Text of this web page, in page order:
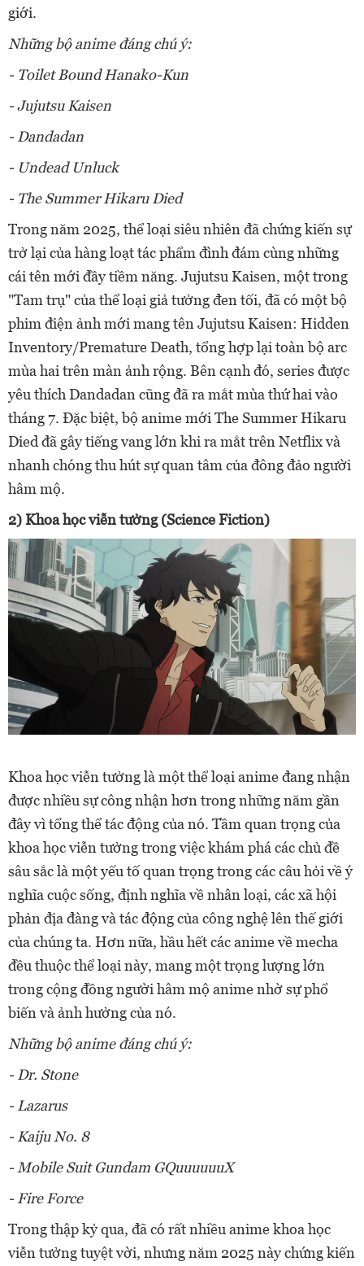
giới.
Những bộ anime đáng chú ý:
- Toilet Bound Hanako-Kun
- Jujutsu Kaisen
- Dandadan
- Undead Unluck
- The Summer Hikaru Died
Trong năm 2025, thể loại siêu nhiên đã chứng kiến sự
trở lại của hàng loạt tác phẩm đình đám cùng những
cái tên mới đầy tiềm năng. Jujutsu Kaisen, một trong
"Tam trụ" của thể loại giả tưởng đen tối, đã có một bộ
phim điện ảnh mới mang tên Jujutsu Kaisen: Hidden
Inventory/Premature Death, tổng hợp lại toàn bộ arc
mùa hai trên màn ảnh rộng. Bên cạnh đó, series được
yêu thích Dandadan cũng đã ra mắt mùa thứ hai vào
tháng 7. Đặc biệt, bộ anime mới The Summer Hikaru
Died đã gây tiếng vang lớn khi ra mắt trên Netflix và
nhanh chóng thu hút sự quan tâm của đông đảo người
hâm mộ.
2) Khoa học viễn tưởng (Science Fiction)
Khoa học viễn tưởng là một thể loại anime đang nhận
được nhiều sự công nhận hơn trong những năm gần
đây vì tổng thể tác động của nó. Tầm quan trọng của
khoa học viễn tưởng trong việc khám phá các chủ đề
sâu sắc là một yếu tố quan trọng trong các câu hỏi về ý
nghĩa cuộc sống, định nghĩa về nhân loại, các xã hội
phản địa đàng và tác động của công nghệ lên thế giới
của chúng ta. Hơn nữa, hầu hết các anime về mecha
đều thuộc thể loại này, mang một trọng lượng lớn
trong cộng đồng người hâm mộ anime nhờ sự phổ
biến và ảnh hưởng của nó.
Những bộ anime đáng chú ý:
- Dr. Stone
- Lazarus
- Kaiju No. 8
- Mobile Suit Gundam GQuuuuuuX
- Fire Force
Trong thập kỷ qua, đã có rất nhiều anime khoa học
viễn tưởng tuyệt vời, nhưng năm 2025 này chứng kiến